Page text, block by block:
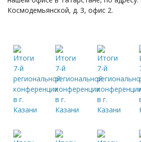
Космодемьянской, д. З, офис 2.